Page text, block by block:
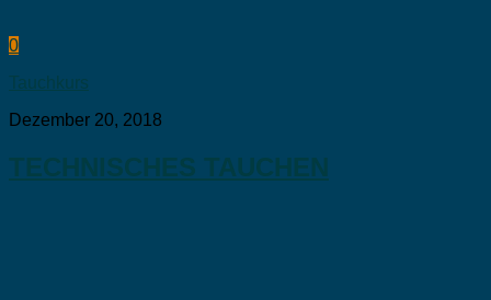
0
Tauchkurs
Dezember 20, 2018
TECHNISCHES TAUCHEN